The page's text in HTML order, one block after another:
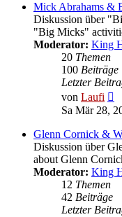
Mick Abrahams &
Diskussion über
"Big Micks"
Moderator: King
20 Themen
100 Beiträge
Letzter
von Laufi
Sa Mär 28,
Glenn Cornick &
Diskussion über
about Glenn
Moderator: King
12 Themen
42 Beiträge
Letzter